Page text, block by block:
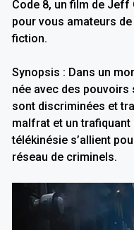
Code 8, un film de Jeff
pour vous amateurs
fiction.
Synopsis : Dans un
née avec des
sont discriminées et
malfrat et un
télékinésie s’allient
réseau de criminels.